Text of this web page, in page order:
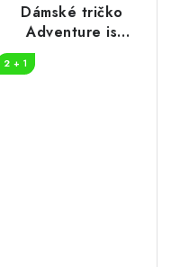
Dámské tričko
Adventure is
worthwhile
2 + 1